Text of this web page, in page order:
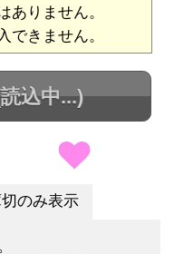
りません。
できません。
込中...)
のみ表示